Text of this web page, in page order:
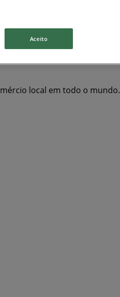
MEO Millennium Bcp
Maxmat Nos
local em todo o mundo.
Aceito